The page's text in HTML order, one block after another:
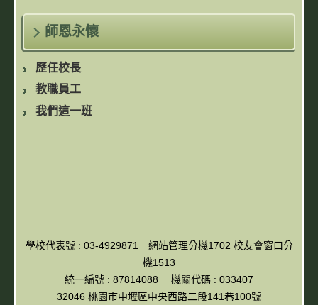
師恩永懷
歷任校長
教職員工
我們這一班
學校代表號 : 03-4929871 網站管理分機1702 校友會窗口分
機1513
統一編號 : 87814088 機關代碼 : 033407
32046 桃園市中壢區中央西路二段141巷100號